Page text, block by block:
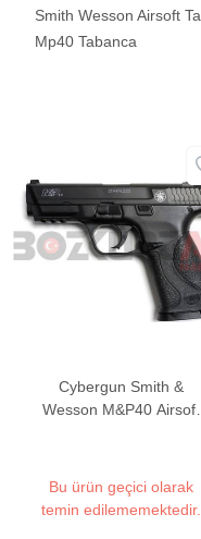
Smith Wesson Airsoft
Mp40 Tabanca
Cybergun Smith &
Wesson M&P40 Airsoft
Bu ürün geçici olarak
temin edilememektedir.